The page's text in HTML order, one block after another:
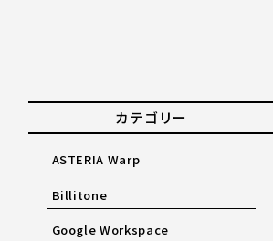
カテゴリー
ASTERIA Warp
Billitone
Google Workspace